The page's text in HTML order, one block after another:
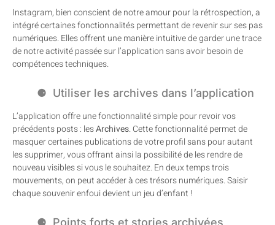
Instagram, bien conscient de notre amour pour la rétrospection, a
intégré certaines fonctionnalités permettant de revenir sur ses pas
numériques. Elles offrent une manière intuitive de garder une trace
de notre activité passée sur l’application sans avoir besoin de
compétences techniques.
Utiliser les archives dans l’application
L’application offre une fonctionnalité simple pour revoir vos
précédents posts : lesArchives. Cette fonctionnalité permet de
masquer certaines publications de votre profil sans pour autant
les supprimer, vous offrant ainsi la possibilité de les rendre de
nouveau visibles si vous le souhaitez. En deux temps trois
mouvements, on peut accéder à ces trésors numériques. Saisir
chaque souvenir enfoui devient un jeu d’enfant !
Points forts et stories archivées